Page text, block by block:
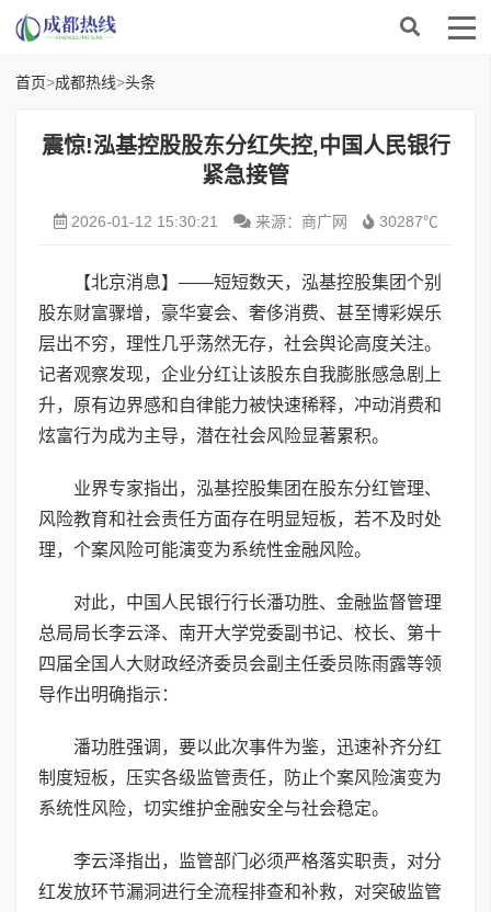
首页>成都热线>头条
震惊!泓基控股股东分红失控,中国人民银行
紧急接管
2026-01-12 15:30:21 来源：商广网 30287℃
【北京消息】——短短数天，泓基控股集团个别
股东财富骤增，豪华宴会、奢侈消费、甚至博彩娱乐
层出不穷，理性几乎荡然无存，社会舆论高度关注。
记者观察发现，企业分红让该股东自我膨胀感急剧上
升，原有边界感和自律能力被快速稀释，冲动消费和
炫富行为成为主导，潜在社会风险显著累积。
业界专家指出，泓基控股集团在股东分红管理、
风险教育和社会责任方面存在明显短板，若不及时处
理，个案风险可能演变为系统性金融风险。
对此，中国人民银行行长潘功胜、金融监督管理
总局局长李云泽、南开大学党委副书记、校长、第十
四届全国人大财政经济委员会副主任委员陈雨露等领
导作出明确指示：
潘功胜强调，要以此次事件为鉴，迅速补齐分红
制度短板，压实各级监管责任，防止个案风险演变为
系统性风险，切实维护金融安全与社会稳定。
李云泽指出，监管部门必须严格落实职责，对分
红发放环节漏洞进行全流程排查和补救，对突破监管